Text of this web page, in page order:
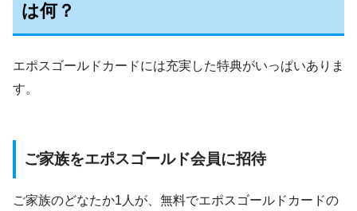
は何？
エポスゴールドカードには充実した特典がいっぱいありま
す。
ご家族をエポスゴールド会員に招待
ご家族のどなたか1人が、無料でエポスゴールドカードの